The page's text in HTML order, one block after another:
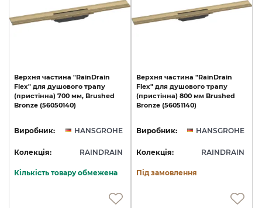
Верхня частина "RainDrain
Flex" для душового трапу
(пристінна) 700 мм, Brushed
Bronze (56050140)
Виробник: HANSGROHE
Колекція: RAINDRAIN
Кількість товару обмежена
Верхня частина "RainDrain
Flex" для душового трапу
(пристінна) 800 мм Brushed
Bronze (56051140)
Виробник: HANSGROHE
Колекція: RAINDRAIN
Під замовлення